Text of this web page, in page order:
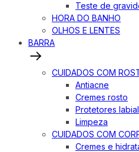
Teste de
HORA DO BANHO
OLHOS E LENTES
BARRA
CUIDADOS COM
Antiacne
Cremes rosto
Protetores labial
Limpeza
CUIDADOS COM
Cremes e